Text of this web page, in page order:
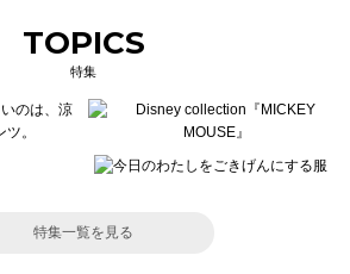
TOPICS
特集
特集一覧を見る